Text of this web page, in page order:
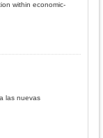
within economic-
las nuevas